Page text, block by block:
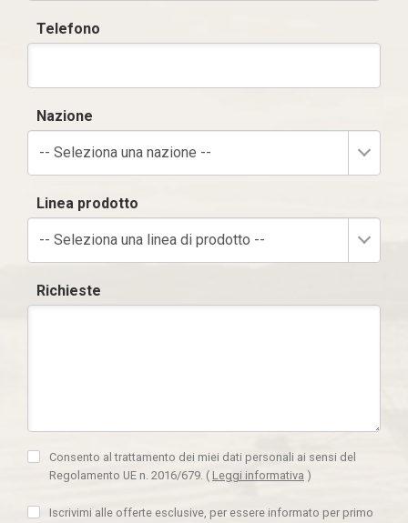
Telefono
Nazione
-- Seleziona una nazione --
Linea prodotto
-- Seleziona una linea di prodotto --
Richieste
Consento al trattamento dei miei dati personali ai sensi del
Regolamento UE n. 2016/679. ( Leggi informativa )
Iscrivimi alle offerte esclusive, per essere informato per primo